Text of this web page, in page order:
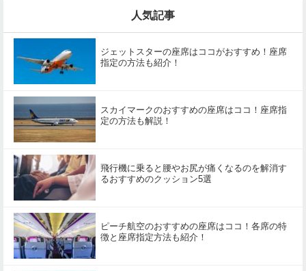
人気記事
ジェットスターの座席はココがおすすめ！座席
指定の方法も紹介！
スカイマークのおすすめの座席はココ！座席指
定の方法も解説！
飛行機に乗ると腰やお尻が痛くなるのを解消す
るおすすめのクッション5選
ピーチ航空のおすすめの座席はココ！各席の特
徴と座席指定方法も紹介！